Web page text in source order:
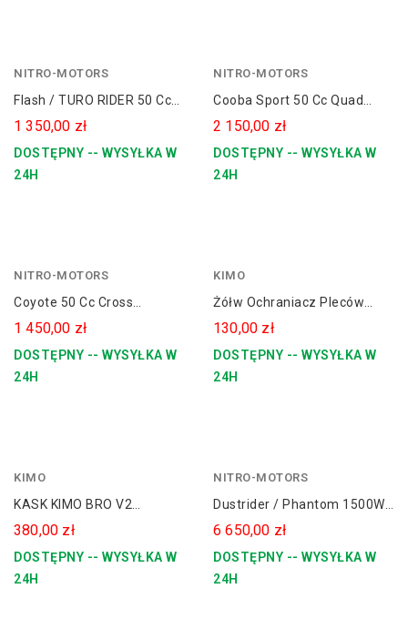
NITRO-MOTORS
czerwony
niebieski
zielony
Flash / TURO RIDER 50 Cc
Mini Cross 10" Dla Dziecka
1 350,00 zł
DOSTĘPNY -- WYSYŁKA W
24H
NITRO-MOTORS
Cooba Sport 50 Cc Quad
Spalinowy Koła 6
2 150,00 zł
DOSTĘPNY -- WYSYŁKA W
24H
NITRO-MOTORS
zielony
Coyote 50 Cc Cross
Spalinowy Koła 10"
1 450,00 zł
DOSTĘPNY -- WYSYŁKA W
24H
KIMO
Żółw Ochraniacz Pleców
KIMO Dla Dziecka CROSS /
QUAD
130,00 zł
DOSTĘPNY -- WYSYŁKA W
24H
KIMO
czerwony
niebieski
zielony
KASK KIMO BRO V2
Homologacja Drogowa ECE
22.6
380,00 zł
DOSTĘPNY -- WYSYŁKA W
24H
NITRO-MOTORS
Dustrider / Phantom 1500W
60V Quad Elektryczny KOŁA
8
6 650,00 zł
DOSTĘPNY -- WYSYŁKA W
24H